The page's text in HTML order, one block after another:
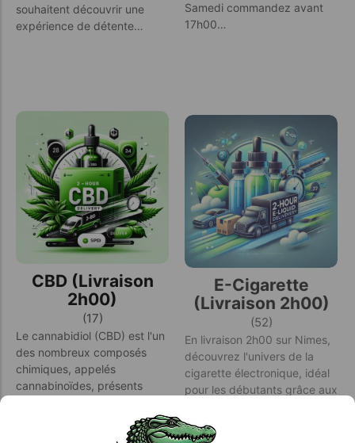
souhaitent découvrir une
expérience de détente…
Samedi commandez avant
17h00…
CBD (Livraison
2h00)
(17)
Le cannabidiol (CBD) est l'un
des nombreux composés
chimiques, appelés
cannabinoïdes, présents
tétrahydrocannabinol…
E-Cigarette
(Livraison 2h00)
(52)
En livraison 2h00 sur Nimes,
découvrez l'univers de la
cigarette électronique, idéal
pour les débutants grâce aux